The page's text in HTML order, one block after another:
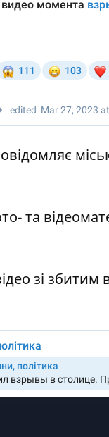
та
зі